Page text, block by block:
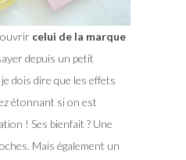
celui de la marque
depuis un petit
dois dire que les effets
étonnant si on est
! Ses bienfait ? Une
Mais également un